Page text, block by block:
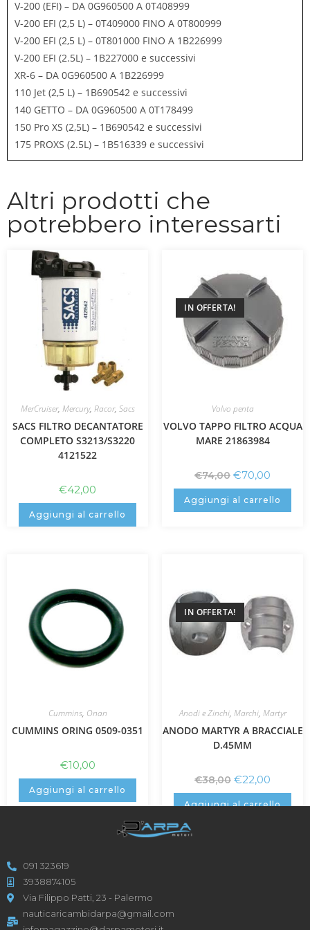
V-200 (EFI) – DA 0G960500 A 0T408999
V-200 EFI (2,5 L) – 0T409000 FINO A 0T800999
V-200 EFI (2,5 L) – 0T801000 FINO A 1B226999
V-200 EFI (2.5L) – 1B227000 e successivi
XR-6 – DA 0G960500 A 1B226999
110 Jet (2,5 L) – 1B690542 e successivi
140 GETTO – DA 0G960500 A 0T178499
150 Pro XS (2,5L) – 1B690542 e successivi
175 PROXS (2.5L) – 1B516339 e successivi
Altri prodotti che
potrebbero interessarti
MerCruiser, Mercury, Racor, Sacs
SACS FILTRO DECANTATORE
COMPLETO S3213/S3220
4121522
€42,00
Aggiungi al carrello
IN OFFERTA!
Volvo penta
VOLVO TAPPO FILTRO ACQUA
MARE 21863984
€74,00 €70,00
Aggiungi al carrello
Cummins, Onan
CUMMINS ORING 0509-0351
€10,00
Aggiungi al carrello
IN OFFERTA!
Anodi e Zinchi, Marchi, Martyr
ANODO MARTYR A BRACCIALE
D.45MM
€38,00 €22,00
Aggiungi al carrello
091 323619
3938874105
Via Filippo Patti, 23 - Palermo
nauticaricambidarpa@gmail.com